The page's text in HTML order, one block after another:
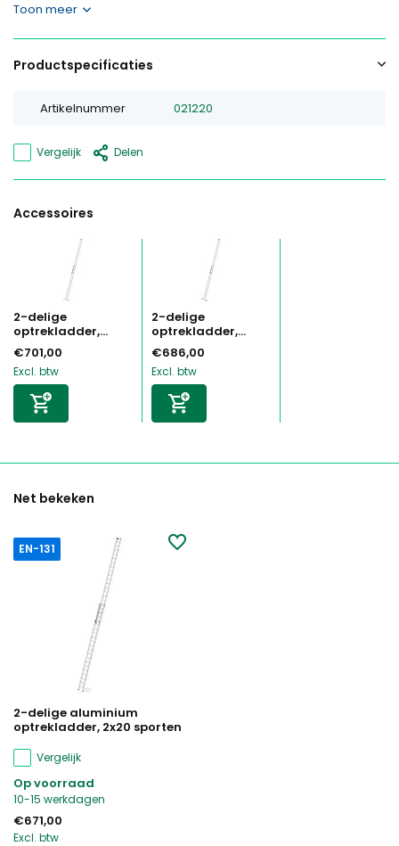
Toon meer
Productspecificaties
Artikelnummer 021220
Vergelijk Delen
Accessoires
2-delige
optrekladder,...
€701,00
Excl. btw
2-delige
optrekladder,...
€686,00
Excl. btw
Net bekeken
EN-131
2-delige aluminium
optrekladder, 2x20 sporten
Vergelijk
Op voorraad
10-15 werkdagen
€671,00
Excl. btw